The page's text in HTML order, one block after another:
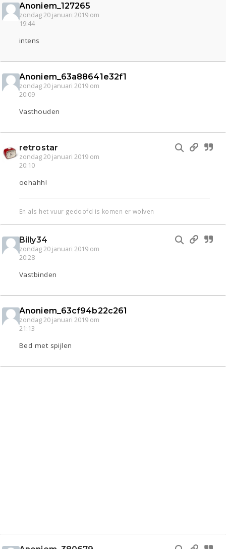
Anoniem_127265
zondag 20 januari 2019 om
19:44
intens
Anoniem_63a88641e32f1
zondag 20 januari 2019 om
20:09
Vasthouden
retrostar
zondag 20 januari 2019 om
20:10
oehahh!
En als het vuur gedoofd is komen er wolven
Billy34
zondag 20 januari 2019 om
20:28
Vastbinden
Anoniem_63cf94b22c261
zondag 20 januari 2019 om
21:13
Bed met spijlen